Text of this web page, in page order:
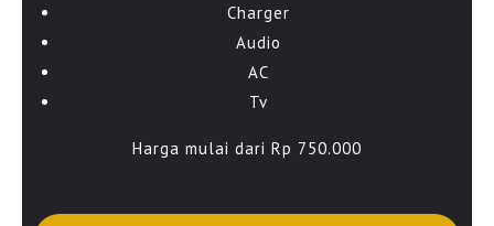
Charger
Audio
AC
Tv
Harga mulai dari Rp 750.000